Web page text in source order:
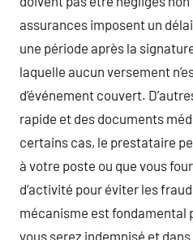
assurances imposent un
une période après la
laquelle aucun versement
d’événement couvert.
rapide et des documents
certains cas, le prestataire
à votre poste ou que vous
d’activité pour éviter les
mécanisme est fondamental
vous serez indemnisé et